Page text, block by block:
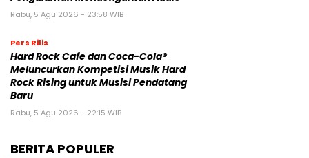
Rabu, 5 Agu 2026 - 23:58 WIB
Pers Rilis
Hard Rock Cafe dan Coca-Cola®
Meluncurkan Kompetisi Musik Hard
Rock Rising untuk Musisi Pendatang
Baru
Rabu, 5 Agu 2026 - 22:15 WIB
BERITA POPULER